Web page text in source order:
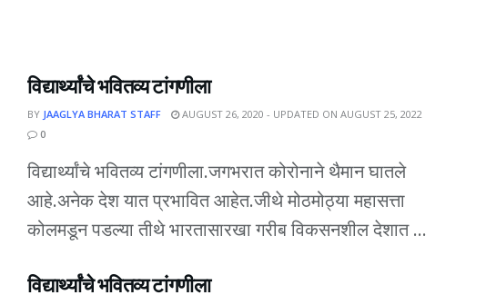
विद्यार्थ्यांचे भवितव्य टांगणीला
BY JAAGLYA BHARAT STAFF
AUGUST 26, 2020 - UPDATED ON AUGUST 25, 2022
0
विद्यार्थ्यांचे भवितव्य टांगणीला.जगभरात कोरोनाने थैमान घातले
आहे.अनेक देश यात प्रभावित आहेत.जीथे मोठमोठ्या महासत्ता
कोलमडून पडल्या तीथे भारतासारखा गरीब विकसनशील देशात ...
विद्यार्थ्यांचे भवितव्य टांगणीला